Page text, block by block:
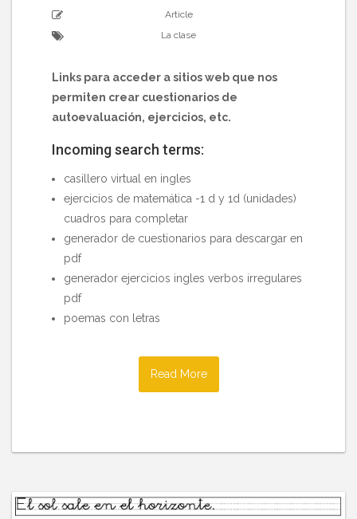
Article
La clase
Links para acceder a sitios web que nos
permiten crear cuestionarios de
autoevaluación, ejercicios, etc.
Incoming search terms:
casillero virtual en ingles
ejercicios de matemática -1 d y 1d (unidades)
cuadros para completar
generador de cuestionarios para descargar en
pdf
generador ejercicios ingles verbos irregulares
pdf
poemas con letras
Read More